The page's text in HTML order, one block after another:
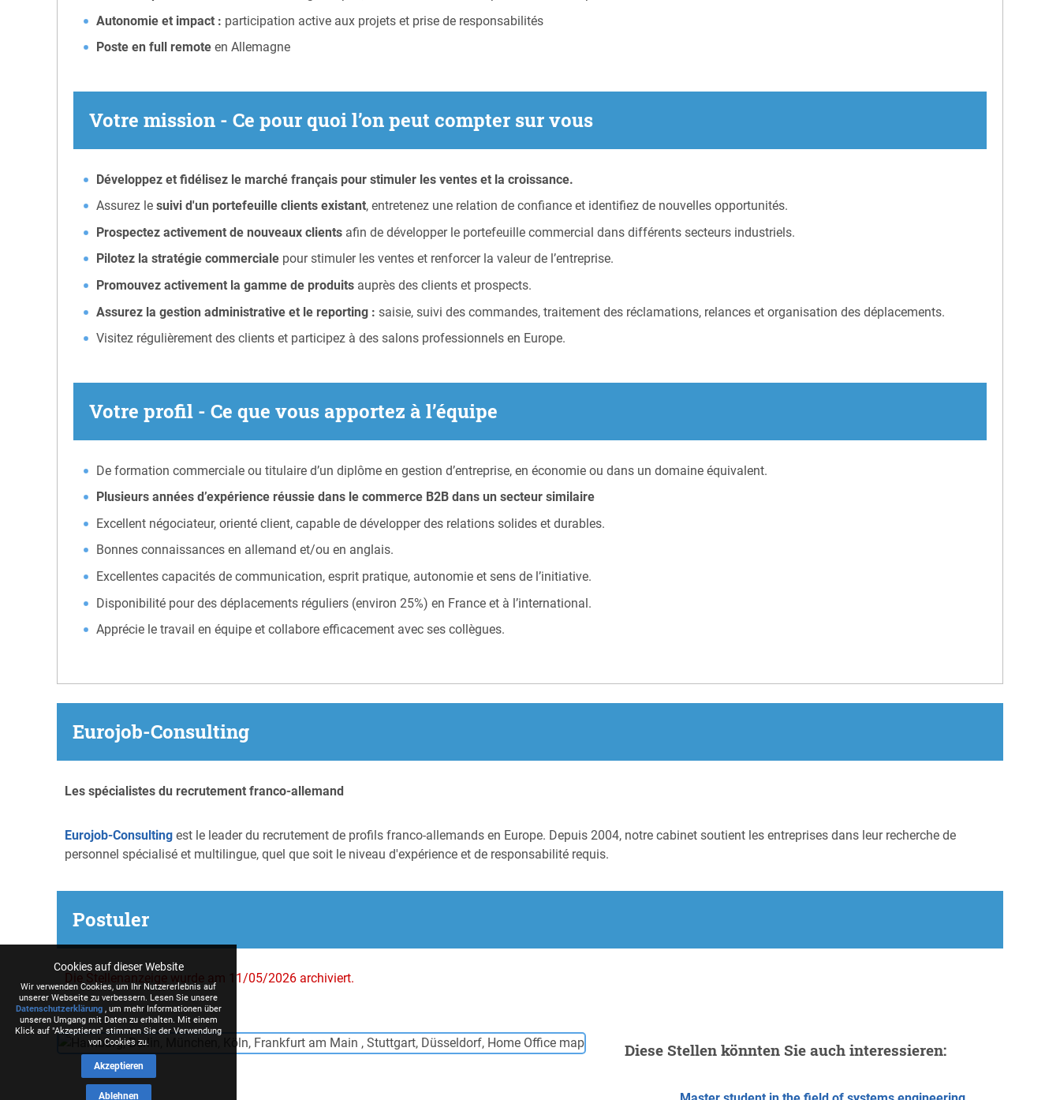
Autonomie et impact : participation active aux projets et prise de responsabilités
Poste en full remote en Allemagne
Votre mission - Ce pour quoi l’on peut compter sur vous
Développez et fidélisez le marché français pour stimuler les ventes et la croissance.
Assurez lesuivi d'un portefeuille clients existant, entretenez une relation de confiance et identifiez de nouvelles opportunités.
Prospectez activement de nouveaux clients afin de développer le portefeuille commercial dans différents secteurs industriels.
Pilotez la stratégie commerciale pour stimuler les ventes et renforcer la valeur de l’entreprise.
Promouvez activement la gamme de produits auprès des clients et prospects.
Assurez la gestion administrative et le reporting : saisie, suivi des commandes, traitement des réclamations, relances et organisation des déplacements.
Visitez régulièrement des clients et participez à des salons professionnels en Europe.
Votre profil - Ce que vous apportez à l’équipe
De formation commerciale ou titulaire d’un diplôme en gestion d’entreprise, en économie ou dans un domaine équivalent.
Plusieurs années d’expérience réussie dans le commerce B2B dans un secteur similaire
Excellent négociateur, orienté client, capable de développer des relations solides et durables.
Bonnes connaissances en allemand et/ou en anglais.
Excellentes capacités de communication, esprit pratique, autonomie et sens de l’initiative.
Disponibilité pour des déplacements réguliers (environ 25%) en France et à l’international.
Apprécie le travail en équipe et collabore efficacement avec ses collègues.
Eurojob-Consulting
Les spécialistes du recrutement franco-allemand
Eurojob-Consulting est le leader du recrutement de profils franco-allemands en Europe. Depuis 2004, notre cabinet soutient les entreprises dans leur recherche de
personnel spécialisé et multilingue, quel que soit le niveau d'expérience et de responsabilité requis.
Postuler
Die Stellenanzeige wurde am 11/05/2026 archiviert.
Diese Stellen könnten Sie auch interessieren:
Cookies auf dieser Website
Wir verwenden Cookies, um Ihr Nutzererlebnis auf
unserer Webseite zu verbessern. Lesen Sie unsere
Datenschutzerklärung, um mehr Informationen über
unseren Umgang mit Daten zu erhalten. Mit einem
Klick auf "Akzeptieren" stimmen Sie der Verwendung
von Cookies zu.
Akzeptieren
Ablehnen